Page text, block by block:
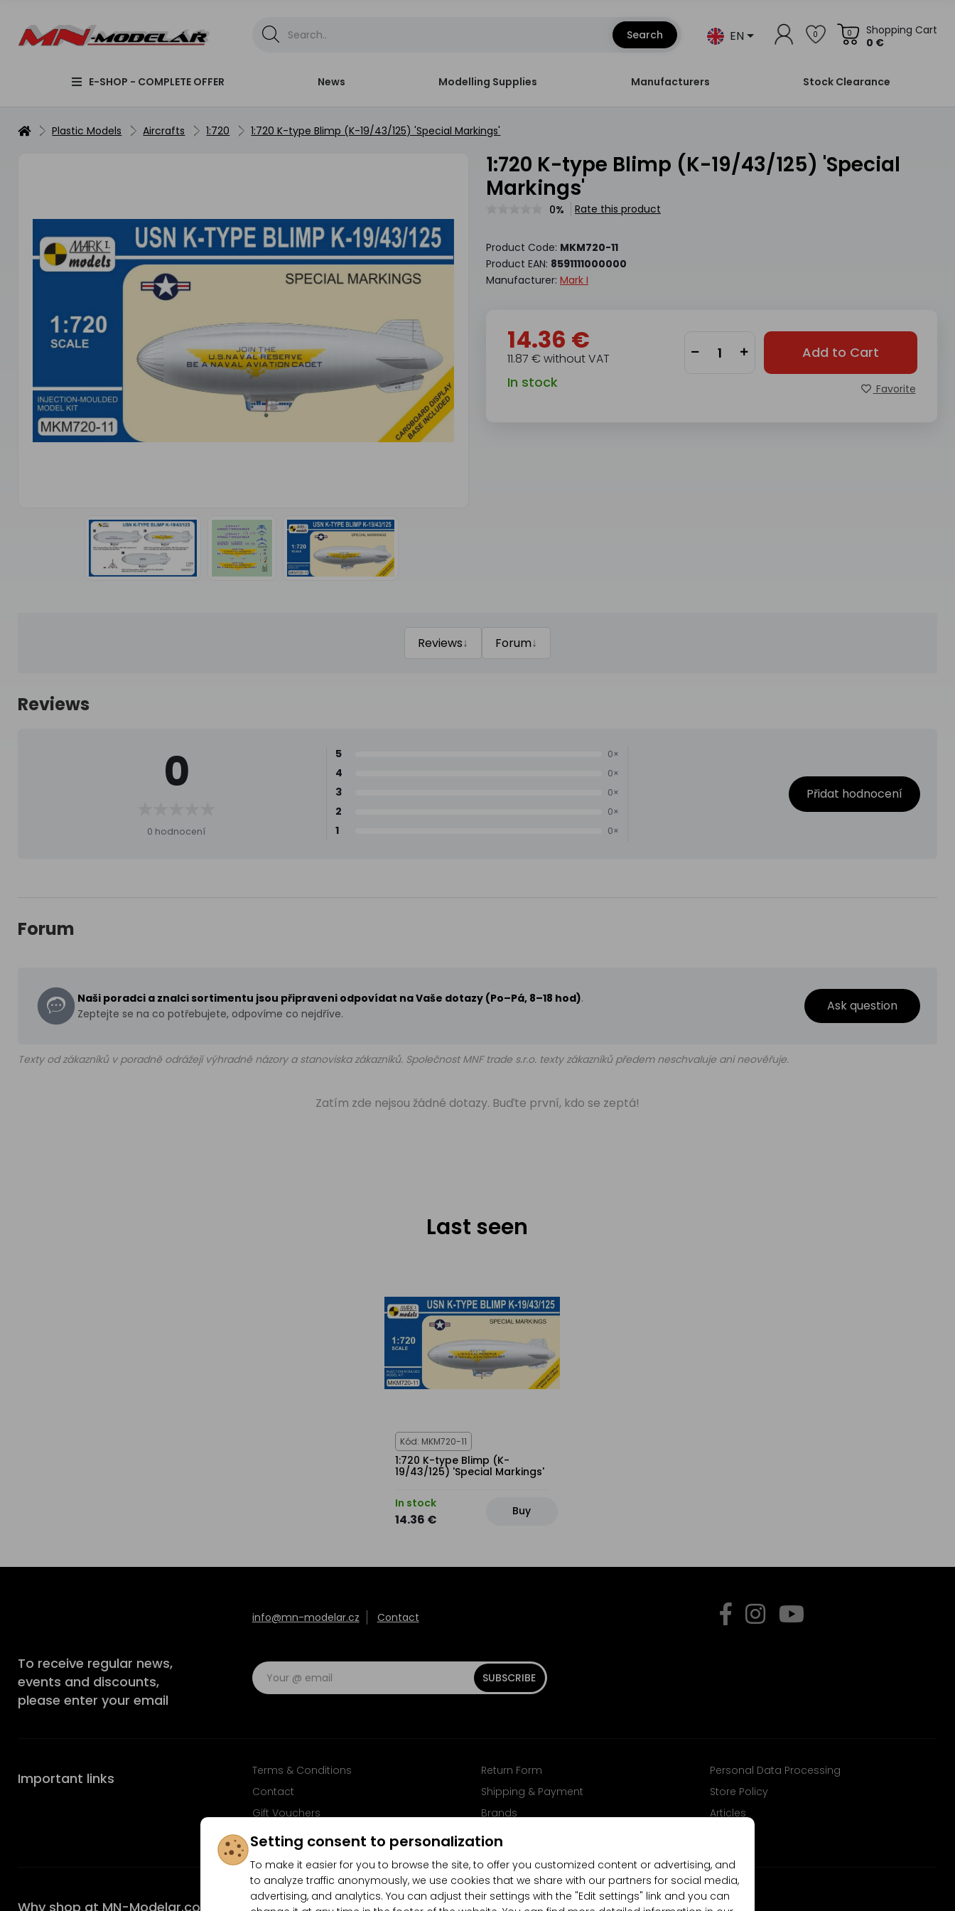
Search EN 0
Shopping Cart
0 €
0
E-SHOP - COMPLETE OFFER News Modelling Supplies Manufacturers Stock Clearance
Plastic Models Aircrafts 1:720 1:720 K-type Blimp (K-19/43/125) 'Special Markings'
1:720 K-type Blimp (K-19/43/125) 'Special
Markings'
0% Rate this product
Product Code: MKM720-11
Product EAN: 8591111000000
Manufacturer: Mark I
14.36 €
11.87 € without VAT
In stock
Add to Cart
Favorite
Reviews↓ Forum↓
Reviews
0
0 hodnocení
5 0×
4 0×
3 0×
2 0×
1 0×
Přidat hodnocení
Forum
Naši poradci a znalci sortimentu jsou připraveni odpovídat na Vaše dotazy (Po–Pá, 8–18 hod).
Zeptejte se na co potřebujete, odpovíme co nejdříve.
Ask question
Texty od zákazníků v poradně odrážejí výhradně názory a stanoviska zákazníků. Společnost MNF trade s.r.o. texty zákazníků předem neschvaluje ani neověřuje.
Zatím zde nejsou žádné dotazy. Buďte první, kdo se zeptá!
Last seen
Kód: MKM720-11
1:720 K-type Blimp (K-
19/43/125) 'Special Markings'
In stock
14.36 €
Buy
info@mn-modelar.cz Contact
To receive regular news,
events and discounts,
please enter your email
SUBSCRIBE
Important links Terms & Conditions Return Form
Personal Data Processing
Contact
Shipping & Payment
Store Policy
Gift Vouchers
Brands
Articles
FAQ
Follow us on Facebook
Why shop at MN-Modelar.com
Setting consent to personalization
To make it easier for you to browse the site, to offer you customized content or advertising, and
to analyze traffic anonymously, we use cookies that we share with our partners for social media,
advertising, and analytics. You can adjust their settings with the "Edit settings" link and you can